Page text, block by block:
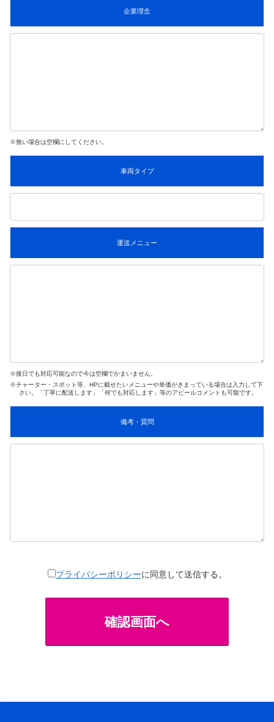
企業理念
※無い場合は空欄にしてください。
車両タイプ
運送メニュー
※後日でも対応可能なので今は空欄でかまいません。
※チャーター・スポット等、HPに載せたいメニューや単価がきまっている場合は入力して下
さい。「丁寧に配送します」「何でも対応します」等のアピールコメントも可能です。
備考・質問
プライバシーポリシーに同意して送信する。